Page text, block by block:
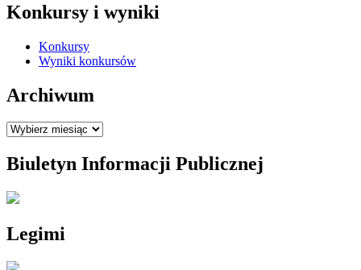
Konkursy i wyniki
Konkursy
Wyniki konkursów
Archiwum
Archiwum
Biuletyn Informacji Publicznej
Legimi